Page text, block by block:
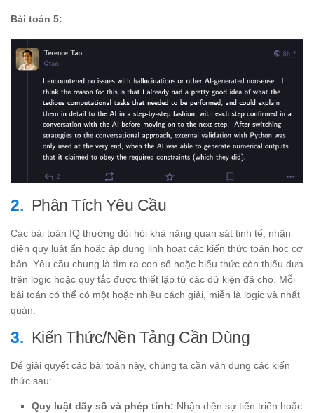
Bài toán 5:
Phân Tích Yêu Cầu
Các bài toán IQ thường đòi hỏi khả năng quan sát tinh tế, nhận
diện quy luật ẩn hoặc áp dụng linh hoạt các kiến thức toán học cơ
bản. Yêu cầu chung là tìm ra con số hoặc biểu thức còn thiếu dựa
trên logic hoặc quy tắc được thiết lập từ các dữ kiện đã cho. Mỗi
bài toán có thể có một hoặc nhiều cách giải, miễn là logic và nhất
quán.
Kiến Thức/Nền Tảng Cần Dùng
Để giải quyết các bài toán này, chúng ta cần vận dụng các kiến
thức sau:
Quy luật dãy số và phép tính: Nhận diện sự tiến triển hoặc